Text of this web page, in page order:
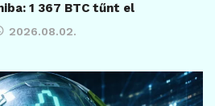
1 367 BTC tűnt el
2026.08.02.